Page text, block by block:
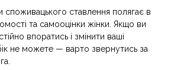
ставлення полягає в
та самооцінки жінки. Якщо ви
впоратись і змінити ваші
не можете — варто звернутись за